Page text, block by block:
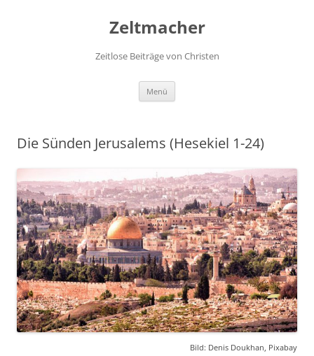
Zeltmacher
Zeitlose Beiträge von Christen
Menü
Die Sünden Jerusalems (Hesekiel 1-24)
Bild: Denis Doukhan, Pixabay